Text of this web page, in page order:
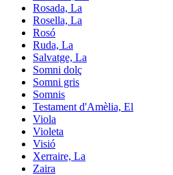
Rosada, La
Rosella, La
Rosó
Ruda, La
Salvatge, La
Somni dolç
Somni gris
Somnis
Testament d'Amèlia, El
Viola
Violeta
Visió
Xerraire, La
Zaira